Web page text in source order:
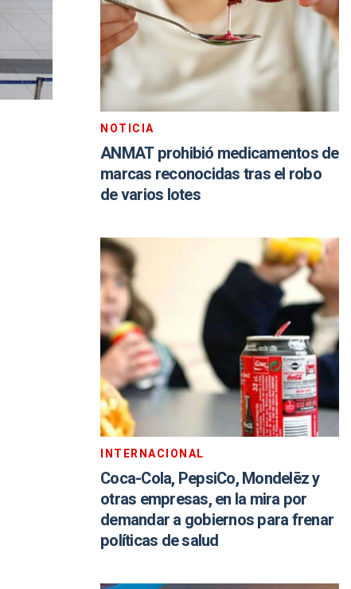
NOTICIA
ANMAT prohibió medicamentos de
marcas reconocidas tras el robo
de varios lotes
INTERNACIONAL
Coca-Cola, PepsiCo, Mondelēz y
otras empresas, en la mira por
demandar a gobiernos para frenar
políticas de salud